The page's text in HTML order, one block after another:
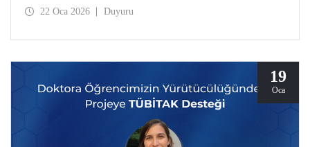
“2026 Yılı Nükleer Teknolojiler Alanında Platform
desteğiyle güçlendi.
22 Oca 2026 Duyuru
19
Oca